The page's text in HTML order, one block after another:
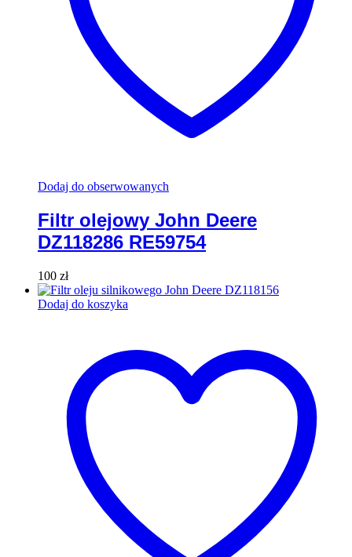
Dodaj do obserwowanych
Filtr olejowy John Deere
DZ118286 RE59754
100 zł
Dodaj do koszyka